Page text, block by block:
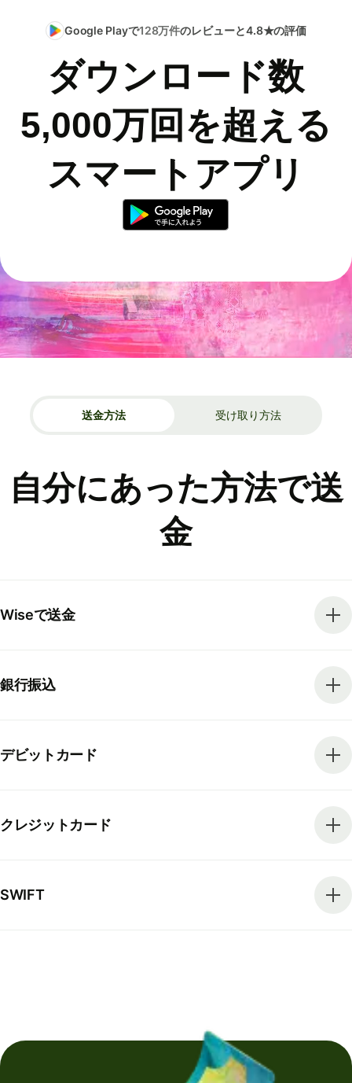
Google Playで128万件のレビューと4.8★の評価
ダウンロード数
5,000万回を超える
スマートアプリ
送金方法 受け取り方法
自分にあった方法で送
金
Wiseで送金
銀行振込
デビットカード
クレジットカード
SWIFT